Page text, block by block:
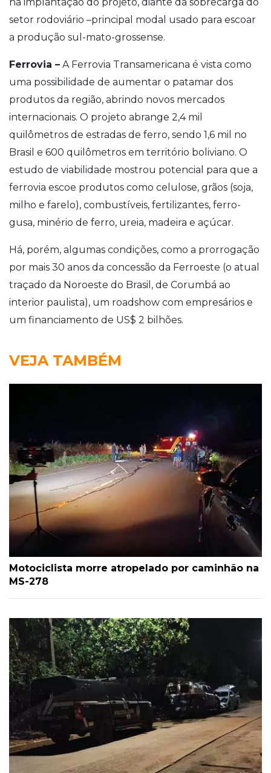
setor rodoviário –principal modal usado para escoar
a produção sul-mato-grossense.
Ferrovia – A Ferrovia Transamericana é vista como
uma possibilidade de aumentar o patamar dos
produtos da região, abrindo novos mercados
internacionais. O projeto abrange 2,4 mil
quilômetros de estradas de ferro, sendo 1,6 mil no
Brasil e 600 quilômetros em território boliviano. O
estudo de viabilidade mostrou potencial para que a
ferrovia escoe produtos como celulose, grãos (soja,
milho e farelo), combustíveis, fertilizantes, ferro-
gusa, minério de ferro, ureia, madeira e açúcar.
Há, porém, algumas condições, como a prorrogação
por mais 30 anos da concessão da Ferroeste (o atual
traçado da Noroeste do Brasil, de Corumbá ao
interior paulista), um roadshow com empresários e
um financiamento de US$ 2 bilhões.
VEJA TAMBÉM
Motociclista morre atropelado por caminhão na
MS-278